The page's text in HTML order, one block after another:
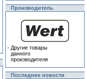
Производитель
- Другие товары
данного
производителя
Последние новости